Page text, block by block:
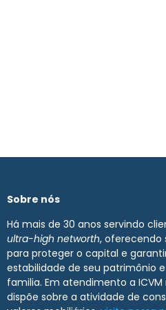
Sobre nós
Há mais de 30 anos servindo
ultra-high networth, oferecendo
para proteger o capital e
estabilidade de seu patrimônio
familia. Em atendimento a ICVM
dispõe sobre a atividade de